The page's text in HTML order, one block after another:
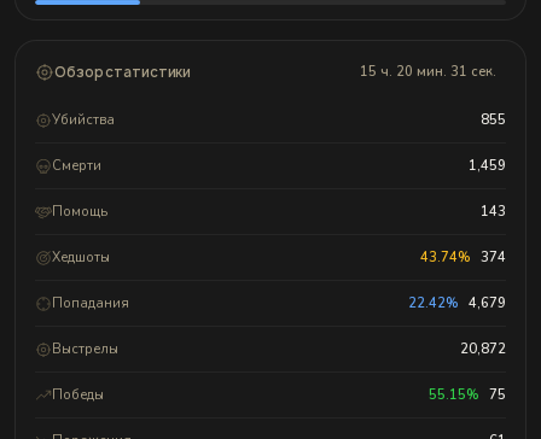
Обзор статистики 15 ч. 20 мин. 31 сек.
Убийства 855
Смерти 1,459
Помощь 143
Хедшоты 43.74% 374
Попадания 22.42% 4,679
Выстрелы 20,872
Победы 55.15% 75